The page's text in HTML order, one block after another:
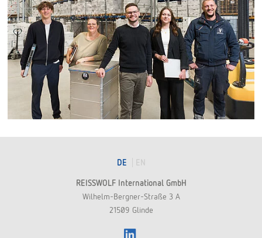
DE EN
REISSWOLF International GmbH
Wilhelm-Bergner-Straße 3 A
21509 Glinde